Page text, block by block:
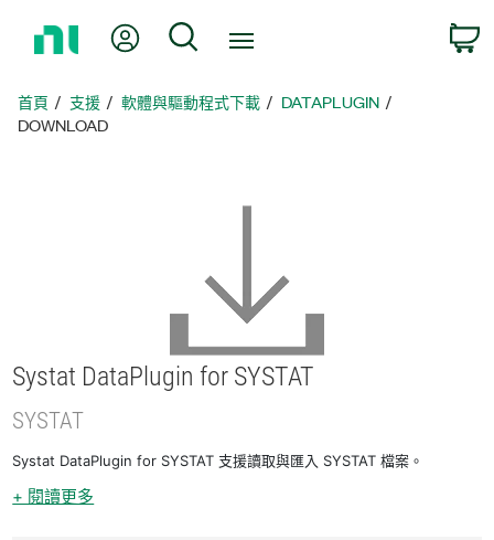
頁
我的帳號 搜尋
首頁 支援 軟體與驅動程式下載
DATAPLUGIN
DOWNLOAD
Systat DataPlugin for SYSTAT
SYSTAT
Systat DataPlugin for SYSTAT 支援讀取與匯入 SYSTAT 檔案。
+ 閱讀更多